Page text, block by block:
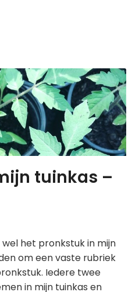
tuinkas –
het pronkstuk in mijn
om een vaste rubriek
Iedere twee
in mijn tuinkas en